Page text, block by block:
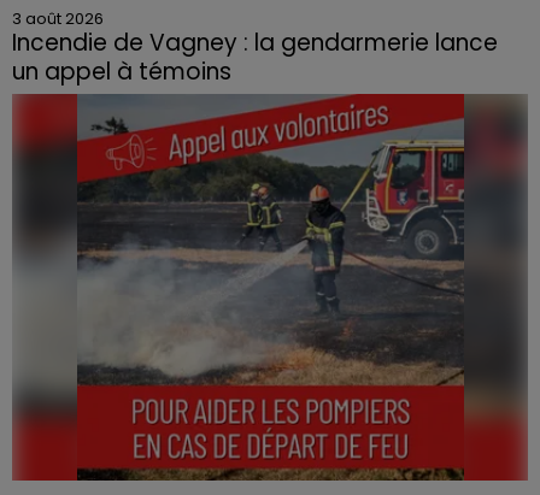
3 août 2026
Incendie de Vagney : la gendarmerie lance
un appel à témoins
Le feu, parti d'une haie avant de se propager au
quartier résidentiel, avait détruit deux habitations et
contraint à l'évacuation d'une centaine de personnes.